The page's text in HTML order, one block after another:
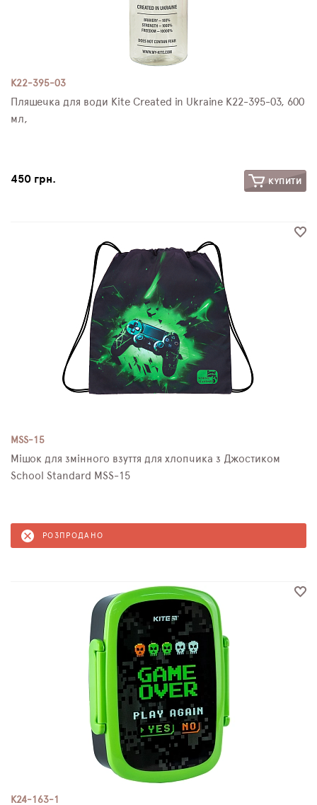
K22-395-03
Пляшечка для води Kite Created in Ukraine K22-395-03, 600
мл,
450 грн. КУПИТИ
MSS-15
Мішок для змінного взуття для хлопчика з Джостиком
School Standard MSS-15
РОЗПРОДАНО
K24-163-1